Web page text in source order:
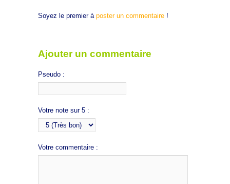
Soyez le premier à poster un commentaire !
Ajouter un commentaire
Pseudo :
Votre note sur 5 :
Votre commentaire :